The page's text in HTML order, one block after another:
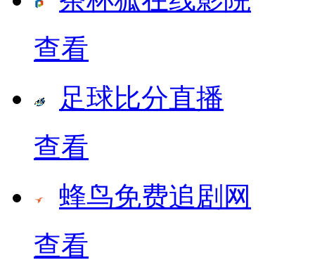
查看
足球比分直播
查看
蜂鸟免费追剧网
查看